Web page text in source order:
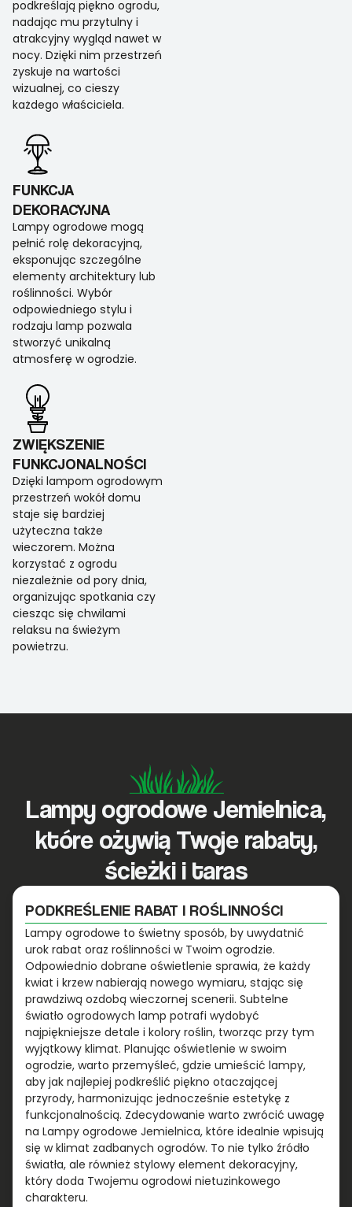
podkreślają piękno ogrodu,
nadając mu przytulny i
atrakcyjny wygląd nawet w
nocy. Dzięki nim przestrzeń
zyskuje na wartości
wizualnej, co cieszy
każdego właściciela.
FUNKCJA
DEKORACYJNA
Lampy ogrodowe mogą
pełnić rolę dekoracyjną,
eksponując szczególne
elementy architektury lub
roślinności. Wybór
odpowiedniego stylu i
rodzaju lamp pozwala
stworzyć unikalną
atmosferę w ogrodzie.
ZWIĘKSZENIE
FUNKCJONALNOŚCI
Dzięki lampom ogrodowym
przestrzeń wokół domu
staje się bardziej
użyteczna także
wieczorem. Można
korzystać z ogrodu
niezależnie od pory dnia,
organizując spotkania czy
ciesząc się chwilami
relaksu na świeżym
powietrzu.
Lampy ogrodowe Jemielnica,
które ożywią Twoje rabaty,
ścieżki i taras
PODKREŚLENIE RABAT I ROŚLINNOŚCI
Lampy ogrodowe to świetny sposób, by uwydatnić
urok rabat oraz roślinności w Twoim ogrodzie.
Odpowiednio dobrane oświetlenie sprawia, że każdy
kwiat i krzew nabierają nowego wymiaru, stając się
prawdziwą ozdobą wieczornej scenerii. Subtelne
światło ogrodowych lamp potrafi wydobyć
najpiękniejsze detale i kolory roślin, tworząc przy tym
wyjątkowy klimat. Planując oświetlenie w swoim
ogrodzie, warto przemyśleć, gdzie umieścić lampy,
aby jak najlepiej podkreślić piękno otaczającej
przyrody, harmonizując jednocześnie estetykę z
funkcjonalnością. Zdecydowanie warto zwrócić uwagę
na Lampy ogrodowe Jemielnica, które idealnie wpisują
się w klimat zadbanych ogrodów. To nie tylko źródło
światła, ale również stylowy element dekoracyjny,
który doda Twojemu ogrodowi nietuzinkowego
charakteru.